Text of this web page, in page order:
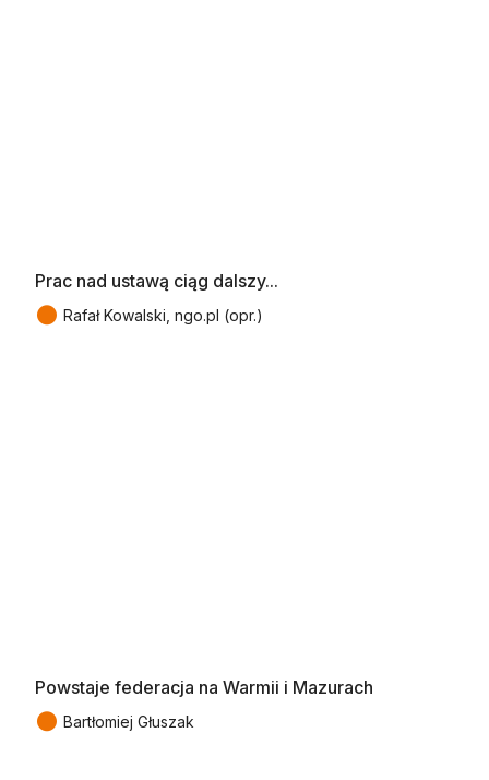
Prac nad ustawą ciąg dalszy...
● Rafał Kowalski, ngo.pl (opr.)
Powstaje federacja na Warmii i Mazurach
● Bartłomiej Głuszak